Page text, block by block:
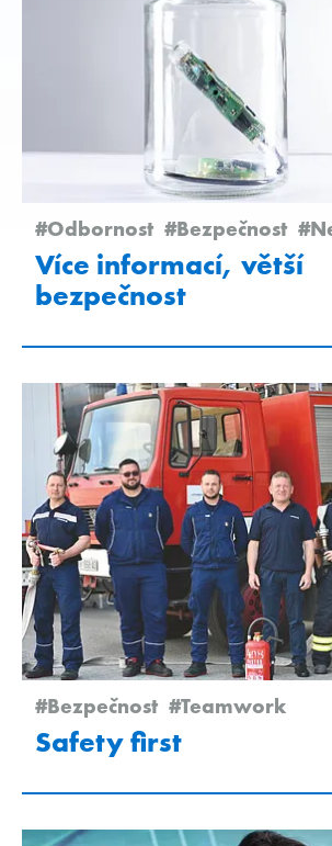
#Odbornost #Bezpečnost
Více informací, větší
bezpečnost
#Bezpečnost #Teamwork
Safety first